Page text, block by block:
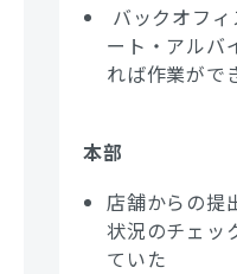
バックオフ
ート・アルバ
れば作業がで
本部
店舗からの提
状況のチェッ
ていた